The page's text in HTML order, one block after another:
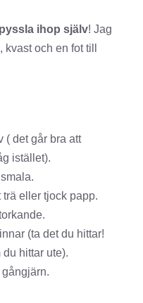
ihop själv! Jag
och en fot till
( det går bra att
istället).
eller tjock papp.
(ta det du hittar!
hittar ute).